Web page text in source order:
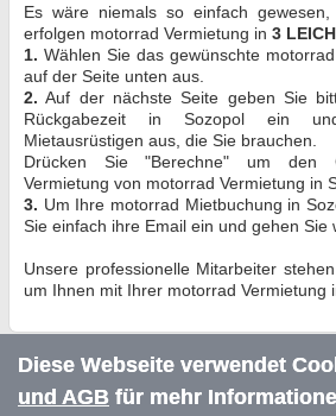
Es wäre niemals so einfach
erfolgen motorrad Vermietung in3
1. Wählen Sie das gewünschte
auf der Seite unten aus.
2. Auf der nächste Seite geben Sie
Rückgabezeit in Sozopol ein
Mietausrüstigen aus, die Sie brauchen.
Drücken Sie "Berechne" um den
Vermietung von motorrad Vermietung in
3. Um Ihre motorrad Mietbuchung in
Sie einfach ihre Email ein und gehen Sie
Unsere professionelle Mitarbeiter
um Ihnen mit Ihrer motorrad Vermietung
Diese Webseite verwendet
und AGB für mehr